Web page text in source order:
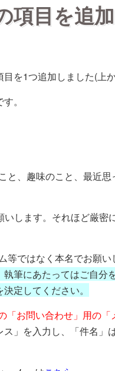
項目を追
を1つ追加しました(上
。
と、趣味のこと、最近
します。それほど厳
ではなく本名でお願い
筆にあたってはご自
定してください。
「お問い合わせ」用の
ス」を入力し、「件名